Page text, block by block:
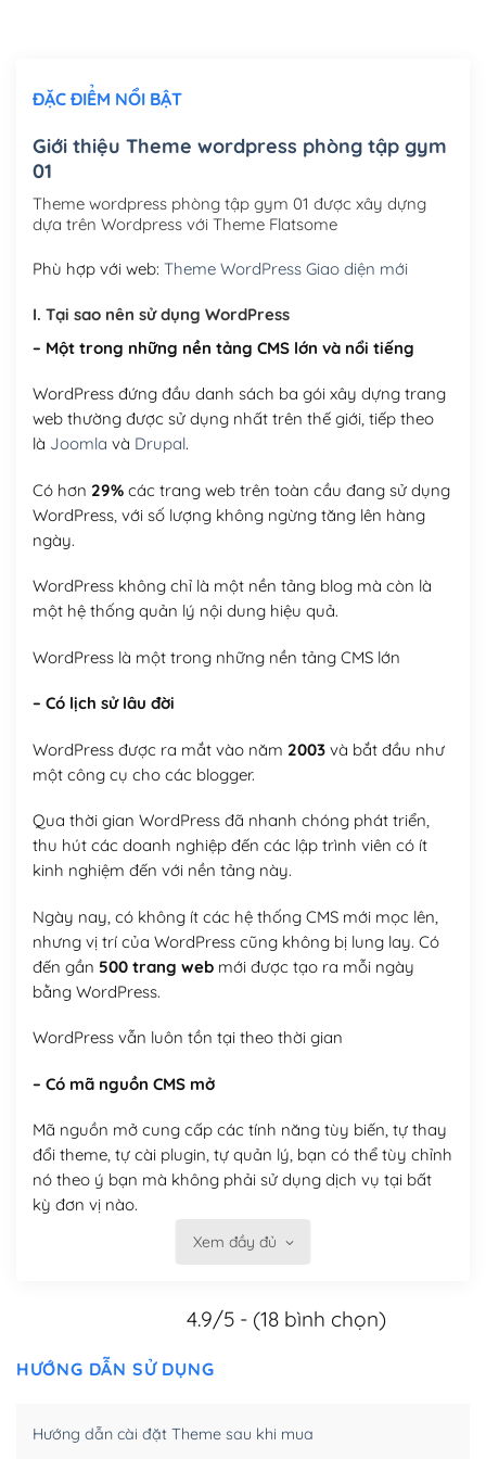
Mua thêm Host + Tên miền
Hosting 2GB SSD (1 năm)(+450,000₫)
Hosting 3GB SSD (1 năm)(+550,000₫)
Hosting 5GB SSD (1 năm)
Hosting 8GB SSD (1 năm) (+950,000₫)
ĐẶC ĐIỂM NỔI BẬT
Giới thiệu Theme wordpress phòng tập gym
01
Theme wordpress phòng tập gym 01 được xây dựng
dựa trên Wordpress với Theme Flatsome
Phù hợp với web: Theme WordPress Giao diện mới
I. Tại sao nên sử dụng WordPress
– Một trong những nền tảng CMS lớn và nổi tiếng
WordPress đứng đầu danh sách ba gói xây dựng trang
web thường được sử dụng nhất trên thế giới, tiếp theo
là Joomla và Drupal.
Có hơn 29%các trang web trên toàn cầu đang sử dụng
WordPress, với số lượng không ngừng tăng lên hàng
ngày.
WordPress không chỉ là một nền tảng blog mà còn là
một hệ thống quản lý nội dung hiệu quả.
WordPress là một trong những nền tảng CMS lớn
– Có lịch sử lâu đời
WordPress được ra mắt vào năm 2003và bắt đầu như
một công cụ cho các blogger.
Qua thời gian WordPress đã nhanh chóng phát triển,
thu hút các doanh nghiệp đến các lập trình viên có ít
kinh nghiệm đến với nền tảng này.
Ngày nay, có không ít các hệ thống CMS mới mọc lên,
nhưng vị trí của WordPress cũng không bị lung lay. Có
đến gần 500 trang webmới được tạo ra mỗi ngày
bằng WordPress.
WordPress vẫn luôn tồn tại theo thời gian
– Có mã nguồn CMS mở
Mã nguồn mở cung cấp các tính năng tùy biến, tự thay
đổi theme, tự cài plugin, tự quản lý, bạn có thể tùy chỉnh
nó theo ý bạn mà không phải sử dụng dịch vụ tại bất
kỳ đơn vị nào.
Việc của bạn là đăng ký một tên miền và hosting để
Có thể tùy biến trên website WordPress
– Thân thiện với công cụ tìm kiếm
WordPress bao gồm nhiều công cụ và plugin để tối ưu
Xem đầy đủ
4.9/5 - (18 bình chọn)
HƯỚNG DẪN SỬ DỤNG
Hướng dẫn cài đặt Theme sau khi mua